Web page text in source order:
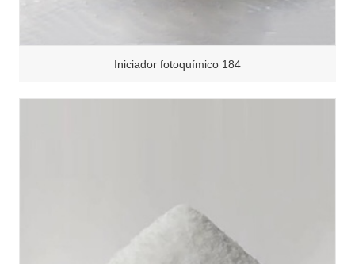
Iniciador fotoquímico 184